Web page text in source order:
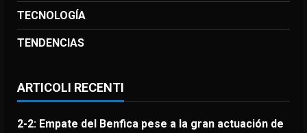
TECNOLOGÍA
TENDENCIAS
ARTICOLI RECENTI
2-2: Empate del Benfica pese a la gran actuación de